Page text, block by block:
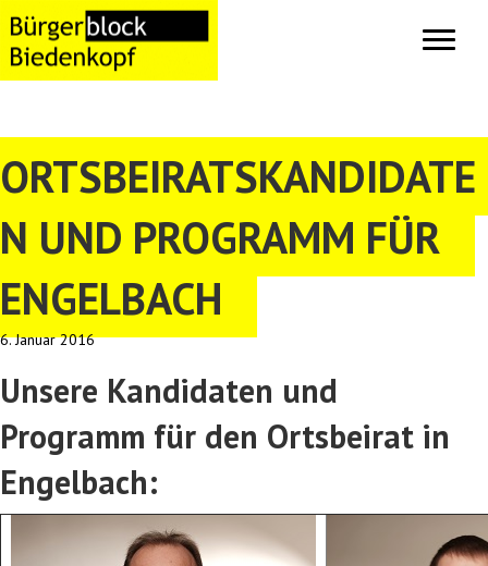
ORTSBEIRATSKANDIDATE
N UND PROGRAMM FÜR
ENGELBACH
6. Januar 2016
Unsere Kandidaten und
Programm für den Ortsbeirat in
Engelbach: